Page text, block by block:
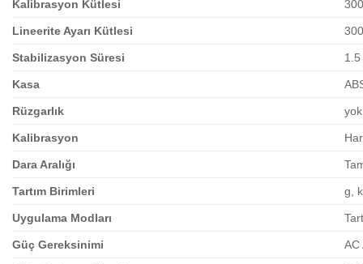
Kalibrasyon Kütlesi
Lineerite Ayarı Kütlesi
Stabilizasyon Süresi 1.5
Kasa
Rüzgarlık yok
Kalibrasyon
Dara Aralığı
Tartım Birimleri g,
Uygulama Modları
Güç Gereksinimi AC